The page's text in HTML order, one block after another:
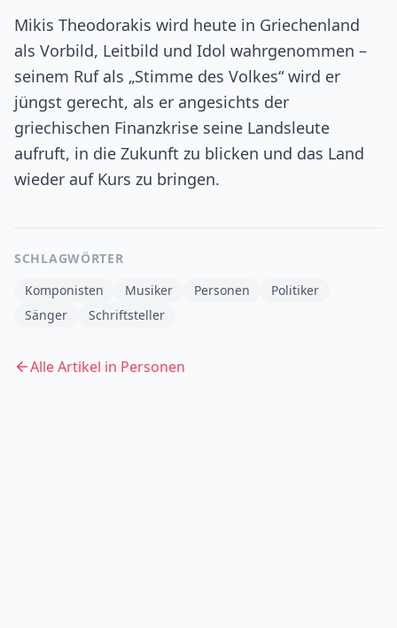
Mikis Theodorakis wird heute in Griechenland
als Vorbild, Leitbild und Idol wahrgenommen –
seinem Ruf als „Stimme des Volkes“ wird er
jüngst gerecht, als er angesichts der
griechischen Finanzkrise seine Landsleute
aufruft, in die Zukunft zu blicken und das Land
wieder auf Kurs zu bringen.
SCHLAGWÖRTER
Komponisten
Musiker Personen
Politiker
Sänger
Schriftsteller
Alle Artikel in Personen